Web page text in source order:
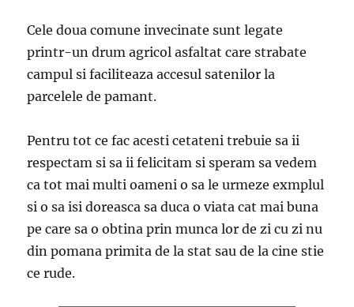
Cele doua comune invecinate sunt legate
printr-un drum agricol asfaltat care strabate
campul si faciliteaza accesul satenilor la
parcelele de pamant.
Pentru tot ce fac acesti cetateni trebuie sa ii
respectam si sa ii felicitam si speram sa vedem
ca tot mai multi oameni o sa le urmeze exmplul
si o sa isi doreasca sa duca o viata cat mai buna
pe care sa o obtina prin munca lor de zi cu zi nu
din pomana primita de la stat sau de la cine stie
ce rude.